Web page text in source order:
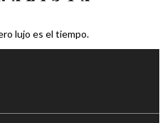
lujo es el tiempo.